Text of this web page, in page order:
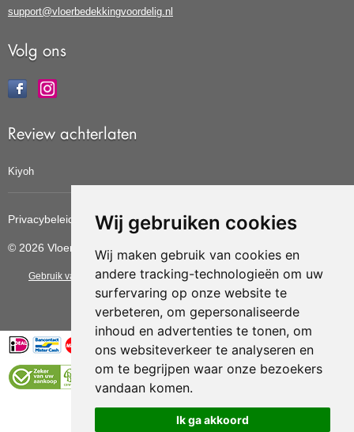
Wij gebruiken cookies
Wij maken gebruik van cookies en
andere tracking-technologieën om uw
surfervaring op onze website te
verbeteren, om gepersonaliseerde
inhoud en advertenties te tonen, om
ons websiteverkeer te analyseren en
om te begrijpen waar onze bezoekers
vandaan komen.
Ik ga akkoord
support@vloerbedekkingvoordelig.nl
Volg ons
Review achterlaten
Kiyoh
Privacybeleid Cookiebeleid Update cookies voorkeuren
© 2026 Vloerbedekkingvoordelig
Gebruik van deze site betekent dat u dealgemene voorwaarden van CBW
erkende woonwinkels accepteert.
Vloerenvoordelig.nl is een onderdeel van